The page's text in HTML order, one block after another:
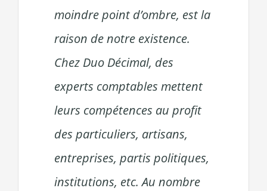
moindre point d’ombre, est la
raison de notre existence.
Chez Duo Décimal, des
experts comptables mettent
leurs compétences au profit
des particuliers, artisans,
entreprises, partis politiques,
institutions, etc. Au nombre